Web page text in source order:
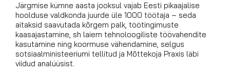
Järgmise kümne aasta jooksul vajab Eesti pikaajalise
hoolduse valdkonda juurde üle 1000 töötaja – seda
aitaksid saavutada kõrgem palk, töötingimuste
kaasajastamine, sh laiem tehnoloogiliste töövahendite
kasutamine ning koormuse vähendamine, selgus
sotsiaalministeeriumi tellitud ja Mõttekoja Praxis läbi
viidud analüüsist.